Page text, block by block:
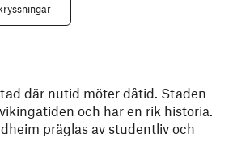
där nutid möter dåtid. Staden
och har en rik historia.
präglas av studentliv och